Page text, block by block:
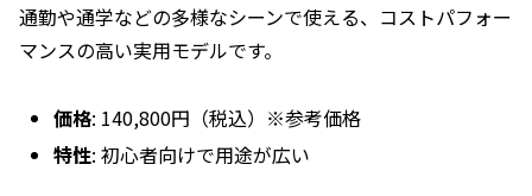
通勤や通学などの多様なシーンで使える、コストパフォー
マンスの高い実用モデルです。
価格: 140,800円（税込）※参考価格
特性: 初心者向けで用途が広い